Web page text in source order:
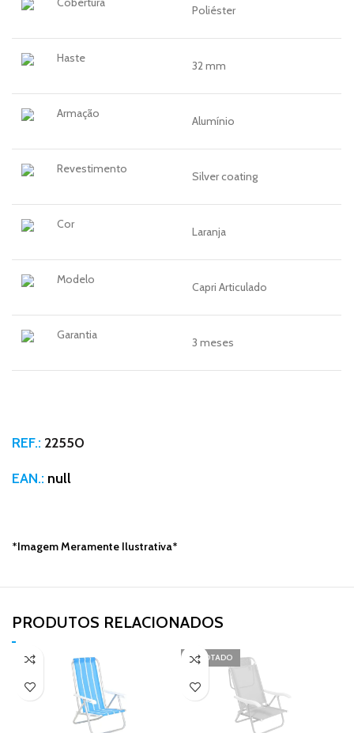
Poliéster
Haste
32 mm
Armação
Alumínio
Revestimento
Silver coating
Cor
Laranja
Modelo
Capri Articulado
Garantia
3 meses
REF.: 22550
EAN.: null
*Imagem Meramente Ilustrativa*
PRODUTOS RELACIONADOS​
ESGOTADO